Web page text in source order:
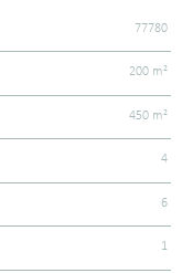
77780
200 m²
450 m²
4
6
1